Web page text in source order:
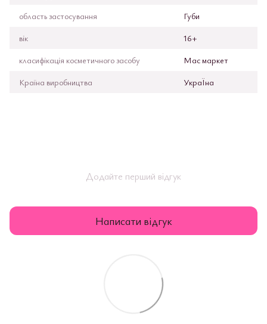
область застосування
Губи
вік
16+
класифікація косметичного засобу
Мас маркет
Країна виробництва
УкраЇна
Додайте перший відгук
Написати відгук